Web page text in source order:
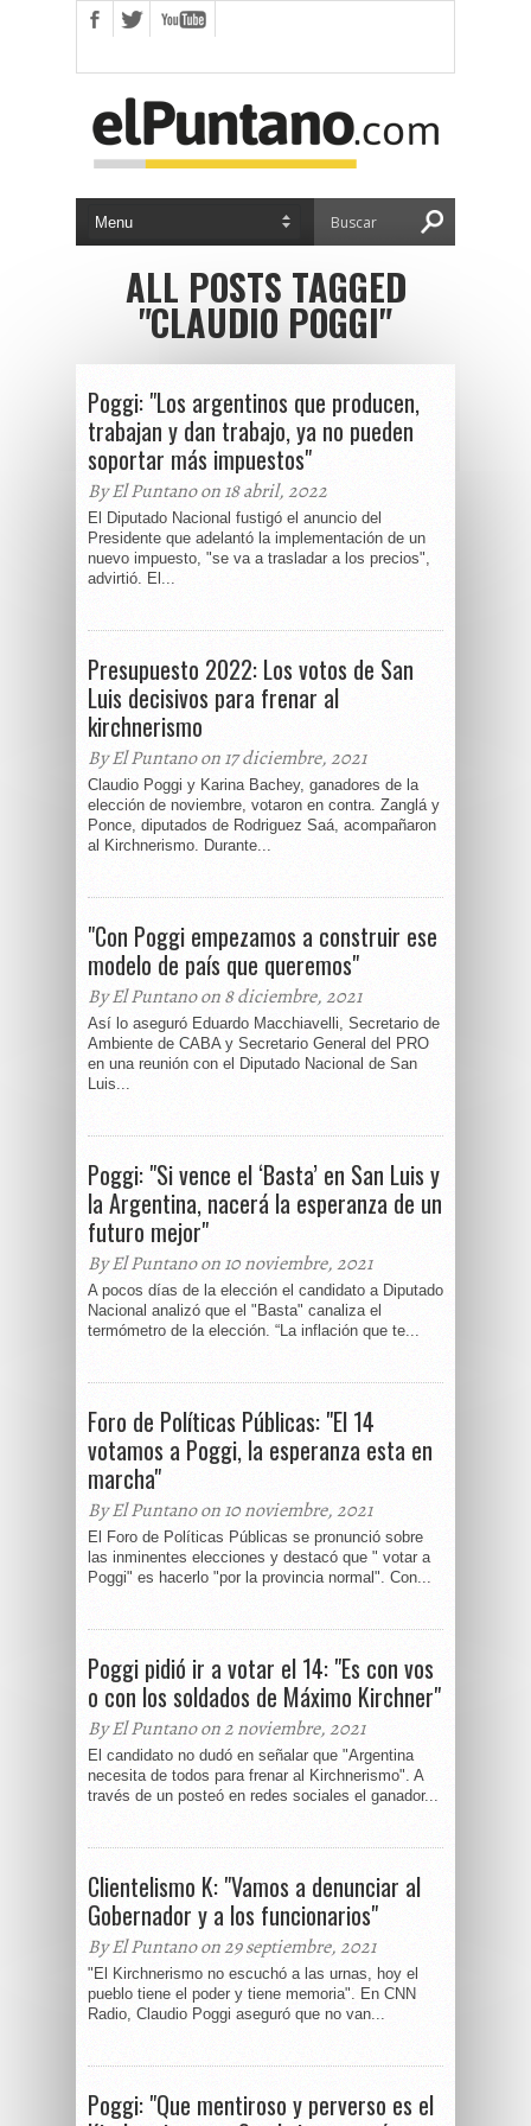
ALL POSTS TAGGED
"CLAUDIO POGGI"
Poggi: "Los argentinos que producen,
trabajan y dan trabajo, ya no pueden
soportar más impuestos"
By El Puntano on 18 abril, 2022
El Diputado Nacional fustigó el anuncio del
Presidente que adelantó la implementación de un
nuevo impuesto, "se va a trasladar a los precios",
advirtió. El...
Presupuesto 2022: Los votos de San
Luis decisivos para frenar al
kirchnerismo
By El Puntano on 17 diciembre, 2021
Claudio Poggi y Karina Bachey, ganadores de la
elección de noviembre, votaron en contra. Zanglá y
Ponce, diputados de Rodriguez Saá, acompañaron
al Kirchnerismo. Durante...
"Con Poggi empezamos a construir ese
modelo de país que queremos"
By El Puntano on 8 diciembre, 2021
Así lo aseguró Eduardo Macchiavelli, Secretario de
Ambiente de CABA y Secretario General del PRO
en una reunión con el Diputado Nacional de San
Luis...
Poggi: "Si vence el ‘Basta’ en San Luis y
la Argentina, nacerá la esperanza de un
futuro mejor"
By El Puntano on 10 noviembre, 2021
A pocos días de la elección el candidato a Diputado
Nacional analizó que el "Basta" canaliza el
termómetro de la elección. “La inflación que te...
Foro de Políticas Públicas: "El 14
votamos a Poggi, la esperanza esta en
marcha"
By El Puntano on 10 noviembre, 2021
El Foro de Políticas Públicas se pronunció sobre
las inminentes elecciones y destacó que " votar a
Poggi" es hacerlo "por la provincia normal". Con...
Poggi pidió ir a votar el 14: "Es con vos
o con los soldados de Máximo Kirchner"
By El Puntano on 2 noviembre, 2021
El candidato no dudó en señalar que "Argentina
necesita de todos para frenar al Kirchnerismo". A
través de un posteó en redes sociales el ganador...
Clientelismo K: "Vamos a denunciar al
Gobernador y a los funcionarios"
By El Puntano on 29 septiembre, 2021
"El Kirchnerismo no escuchó a las urnas, hoy el
pueblo tiene el poder y tiene memoria". En CNN
Radio, Claudio Poggi aseguró que no van...
Poggi: "Que mentiroso y perverso es el